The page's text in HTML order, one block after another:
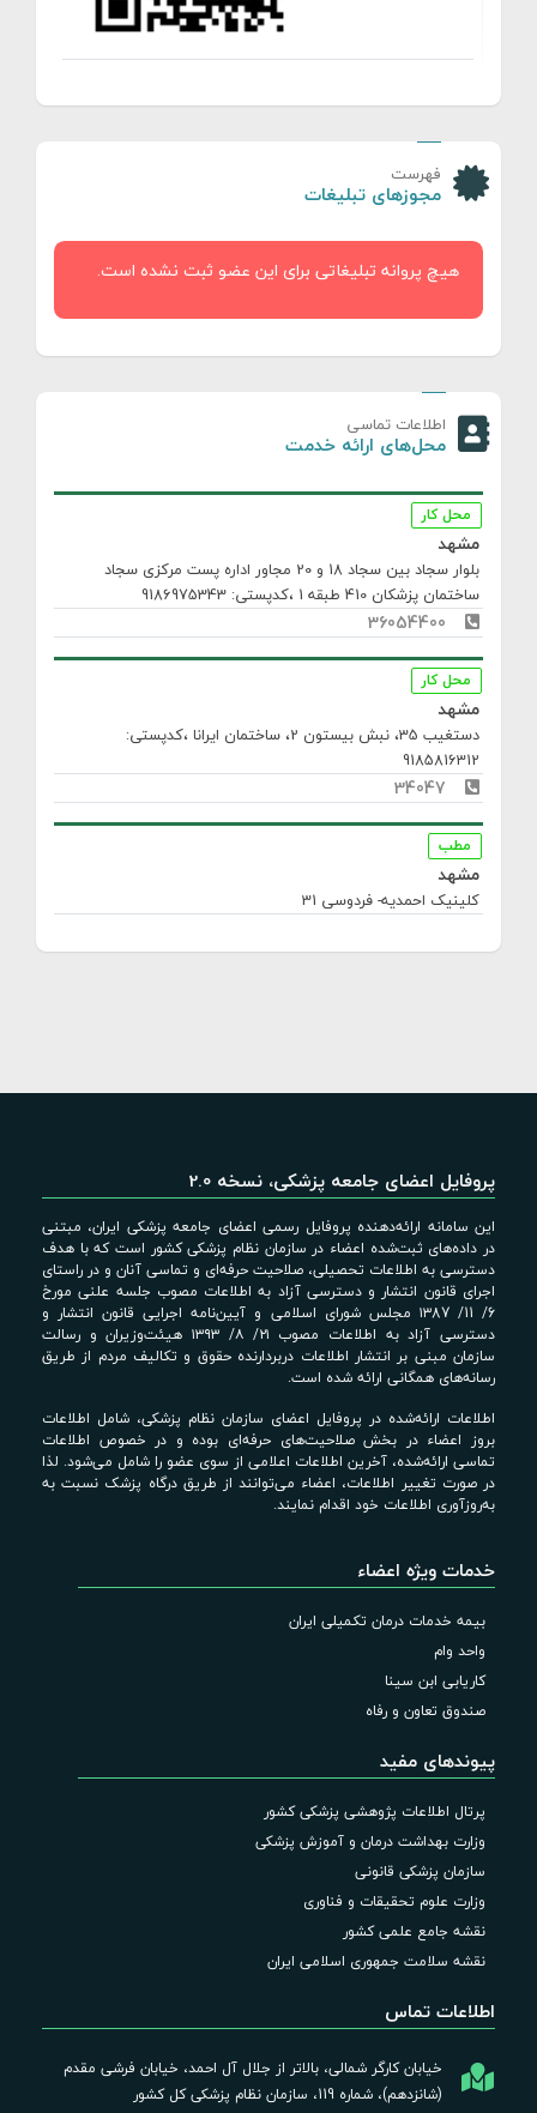
فهرست
مجوزهای تبلیغات
هیچ پروانه تبلیغاتی برای این عضو ثبت نشده است.
اطلاعات تماسی
محل‌های ارائه خدمت
محل کار
مشهد
بلوار سجاد بین سجاد 18 و 20 مجاور اداره پست مرکزی سجاد
ساختمان پزشکان 410 طبقه 1
،کدپستی: 9186975343
36054400
محل کار
مشهد
دستغیب 35، نبش بیستون 2، ساختمان ایرانا
،کدپستی:
9185816312
34047
مطب
مشهد
کلینیک احمدیه- فردوسی 31
پروفایل اعضای جامعه پزشکی، نسخه 2.0
این سامانه ارائه‌دهنده پروفایل رسمی اعضای جامعه پزشکی ایران، مبتنی
در داده‌های ثبت‌شده اعضاء در سازمان نظام پزشکی کشور است که با هدف
دسترسی به اطلاعات تحصیلی، صلاحیت حرفه‌ای و تماسی آنان و در راستای
اجرای قانون انتشار و دسترسی آزاد به اطلاعات مصوب جلسه علنی مورخ
6/ 11/ ۱۳87 مجلس شورای اسلامی و آیین‌نامه اجرایی قانون انتشار و
دسترسی آزاد به اطلاعات مصوب ۲۱/ ۸/ ۱۳۹۳ هیئت‌وزیران و رسالت
سازمان مبنی بر انتشار اطلاعات دربردارنده حقوق و تکالیف مردم از طریق
رسانه‌های همگانی ارائه شده است.
اطلاعات ارائه‌شده در پروفایل اعضای سازمان نظام پزشکی، شامل اطلاعات
بروز اعضاء در بخش صلاحیت‌های حرفه‌ای بوده و در خصوص اطلاعات
تماسی ارائه‌شده، آخرین اطلاعات اعلامی از سوی عضو را شامل می‌شود. لذا
در صورت تغییر اطلاعات، اعضاء می‌توانند از طریق درگاه پزشک نسبت به
به‌روزآوری اطلاعات خود اقدام نمایند.
خدمات ویژه اعضاء
بیمه خدمات درمان تکمیلی ایران
واحد وام
کاریابی ابن سینا
صندوق تعاون و رفاه
پیوندهای مفید
پرتال اطلاعات پژوهشی پزشکی کشور
وزارت بهداشت درمان و آموزش پزشکی
سازمان پزشکی قانونی
وزارت علوم تحقیقات و فناوری
نقشه جامع علمی کشور
نقشه سلامت جمهوری اسلامی ایران
اطلاعات تماس
خیابان کارگر شمالی، بالاتر از جلال آل احمد، خیابان فرشی مقدم
(شانزدهم)، شماره 119، سازمان نظام پزشکی کل کشور